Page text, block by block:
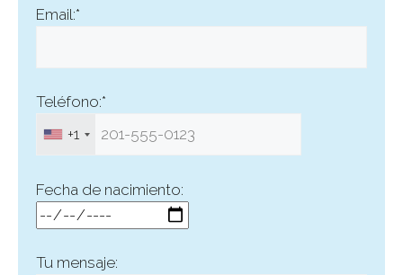
Email:*
Teléfono:*
+1
Fecha de nacimiento:
Tu mensaje: